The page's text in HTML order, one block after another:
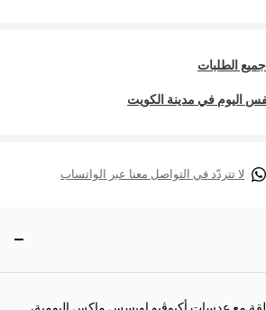
الطلبات
اليوم في مدينة الكويت
لا تتردّد في التواصل معنا عبر الواتساب